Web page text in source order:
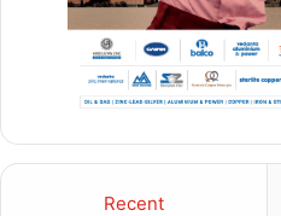
सुशासन तिहार मैं
सुशासन दिवस
सुशासन पर एक निबंध लिखें
सुशासन पर लेख
Recent